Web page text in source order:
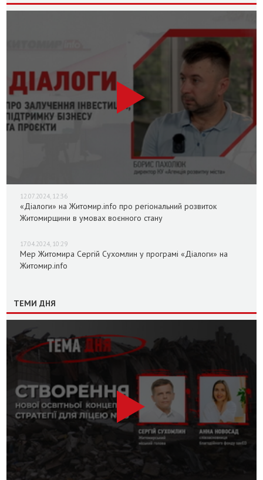
12.07.2024, 12:36
«Діалоги» на Житомир.info про регіональний розвиток
Житомирщини в умовах воєнного стану
17.04.2024, 10:29
Мер Житомира Сергій Сухомлин у програмі «Діалоги» на
Житомир.info
ТЕМИ ДНЯ